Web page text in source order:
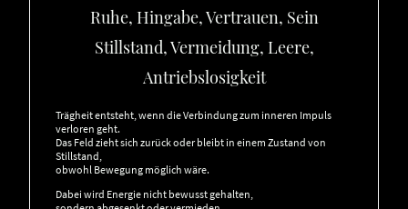
Ruhe, Hingabe, Vertrauen, Sein
Stillstand, Vermeidung, Leere,
Antriebslosigkeit
Trägheit entsteht, wenn die Verbindung zum inneren Impuls
verloren geht.
Das Feld zieht sich zurück oder bleibt in einem Zustand von
Stillstand,
obwohl Bewegung möglich wäre.
Dabei wird Energie nicht bewusst gehalten,